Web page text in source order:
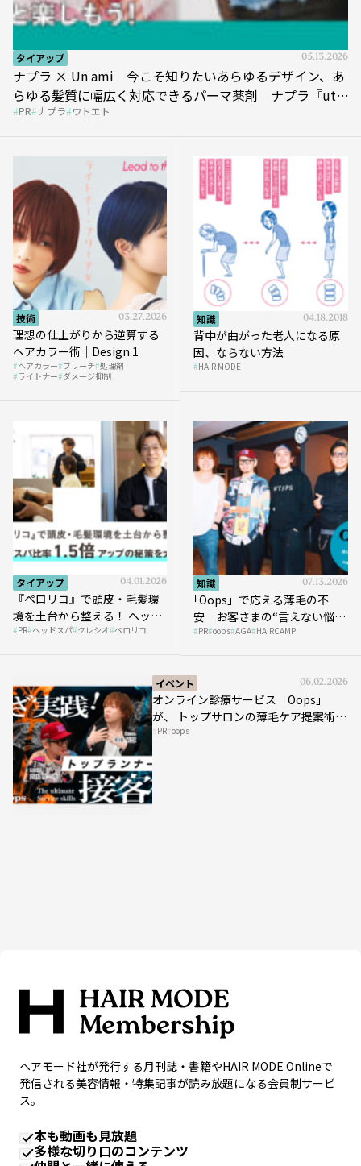
タイアップ 05.13.2026
ナプラ × Un ami 今こそ知りたいあらゆるデザイン、あ
らゆる髪質に幅広く対応できるパーマ薬剤 ナプラ『ut-
et』
PR ナプラ ウトエト
技術 03.27.2026
理想の仕上がりから逆算する
ヘアカラー術｜Design.1
ヘアカラー ブリーチ 処理剤
ライトナー ダメージ抑制
知識 04.18.2018
背中が曲がった老人になる原
因、ならない方法
HAIR MODE
タイアップ 04.01.2026
『ペロリコ』で頭皮・毛髪環
境を土台から整える！ ヘッド
スパ比率1.5倍アップの秘策を
PR ヘッドスパ クレシオ ペロリコ
知識 07.13.2026
｢Oops」で応える薄毛の不
安 お客さまの“言えない悩
み”にどう向き合う？ ＃01
PR oops AGA HAIRCAMP
イベント 06.02.2026
オンライン診療サービス「Oops」
が、 トップサロンの薄毛ケア提案術を
HAIRCAMPで公開！
PR oops
ヘアモード社が発行する月刊誌・書籍やHAIR MODE Onlineで
発信される美容情報・特集記事が読み放題になる会員制サービ
ス。
本も動画も見放題
多様な切り口のコンテンツ